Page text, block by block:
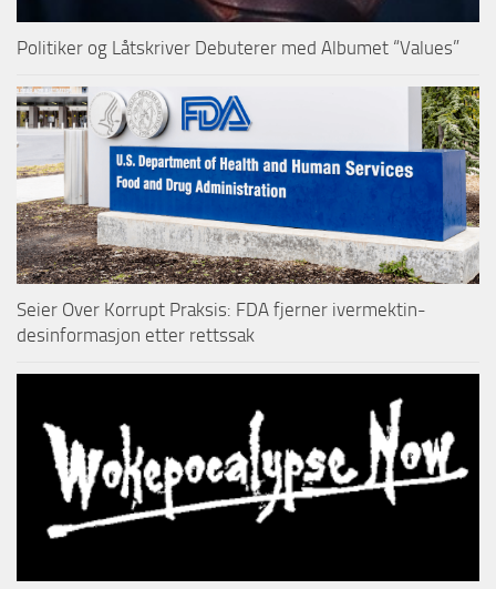
Politiker og Låtskriver Debuterer med Albumet “Values”
Seier Over Korrupt Praksis: FDA fjerner ivermektin-
desinformasjon etter rettssak